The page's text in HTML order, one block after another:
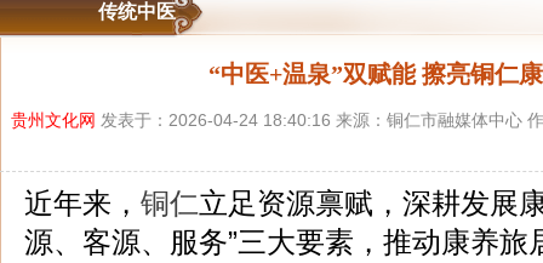
传统中医
“中医+温泉”双赋能 擦亮铜仁
贵州文化网 发表于：2026-04-24 18:40:16 来源：铜仁市融媒体中心
近年来， 铜仁立足资源禀赋，深耕发展
源、客源、服务”三大要素，推动康养旅